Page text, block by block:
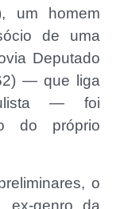
um homem
de uma
Deputado
— que liga
— foi
do próprio
o
ex-genro da